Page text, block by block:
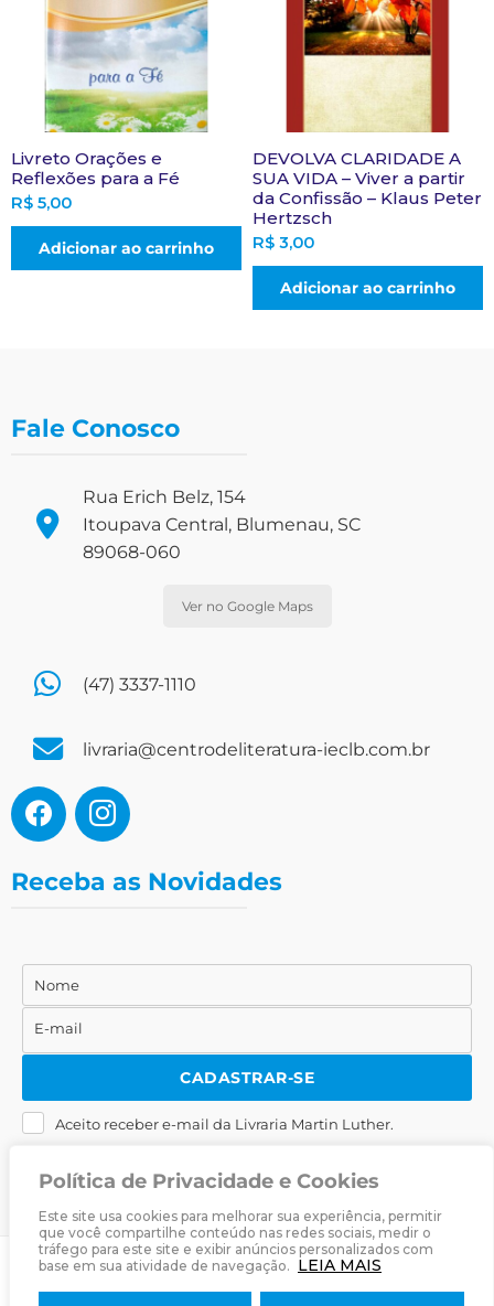
Política de Privacidade e Cookies
Este site usa cookies para melhorar sua experiência, permitir
que você compartilhe conteúdo nas redes sociais, medir o
tráfego para este site e exibir anúncios personalizados com
base em sua atividade de navegação. LEIA MAIS
Livreto Orações e
Reflexões para a Fé
R$ 5,00
Adicionar ao carrinho
DEVOLVA CLARIDADE A
SUA VIDA – Viver a partir
da Confissão – Klaus Peter
Hertzsch
R$ 3,00
Adicionar ao carrinho
Fale Conosco
Rua Erich Belz, 154
Itoupava Central, Blumenau, SC
89068-060
Ver no Google Maps
(47) 3337-1110
livraria@centrodeliteratura-ieclb.com.br
Receba as Novidades
Nome
Nome
E-
mail
E-mail
CADASTRAR-SE
Aceito receber e-mail da Livraria Martin Luther.
Livraria Martin Luther· Desenvolvido porZwei Arts